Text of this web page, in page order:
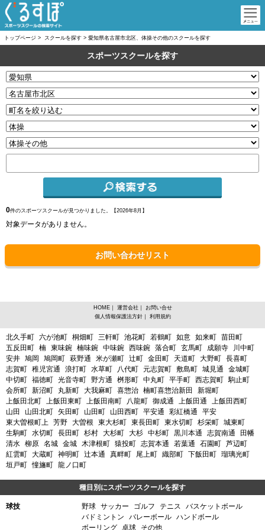
トップページ > スクールを探す > 愛知県名古屋市北区、体操その他のスクールを探す
スポーツスクールを探す
0件のスポーツスクールが見つかりました。【2026年8月】
対象データがありません。
お問い合わせリスト
愛知県名古屋市北区、体操その他からスポーツスクールを探す
北久手町 六が池町 桐畑町 三軒町 池花町 若鶴町 如意 如来町 苗田町
五反田町 楠 東味鋺 楠味鋺 中味鋺 西味鋺 落合町 玄馬町 成願寺
川中町
安井 鳩岡 鳩岡町 萩野通 米が瀬町 辻町 金田町 天道町 大野町 長喜町
志賀町 稚児宮通 浪打町 水草町 八代町 元志賀町 敷島町 城見通
金城町
中切町 福徳町 光音寺町 野方通 桝形町 中丸町 平手町 西志賀町 駒止町
会所町 新沼町 丸新町 大我麻町 喜惣治 楠町喜惣治新田
新堀町
上飯田北町 上飯田東町 上飯田南町 八龍町 御成通 上飯田通
上飯田西町
山田
山田北町 矢田町 山田町 山田西町 平安通 彩紅橋通
平安
東大曽根町上 芳野 大曽根 東大杉町 東長田町 東水切町 杉栄町 城東町
生駒町 水切町 長田町 杉村 大杉町 大杉 中杉町 黒川本通 志賀南通
田幡
清水 柳原 名城 金城 木津根町 猿投町 志賀本通 若葉通 石園町 芦辺町
紅雲町 大蔵町 神明町 辻本通 真畔町 尾上町 織部町 下飯田町 瑠璃光町
垣戸町 憧旛町 龍ノ口町
種目別にスポーツスクールを探す
球技 野球 サッカー ゴルフ テニス
バスケットボール
バドミントン
バレーボール ハンドボール
ボーリング 卓球 その他
HOME｜ 運営会社 ｜
お問い合せ
個人情報保護法方針｜ 利用規約